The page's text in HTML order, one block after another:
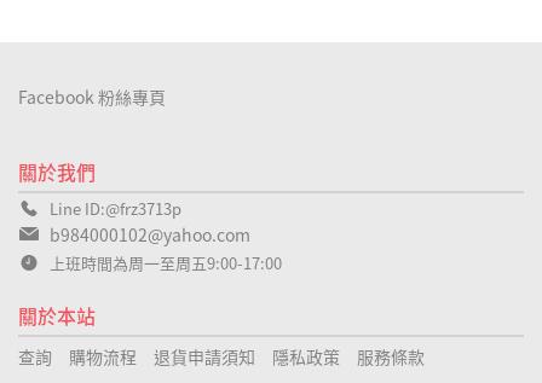
關於我們
Line ID:@frz3713p
b984000102@yahoo.com
上班時間為周一至周五9:00-17:00
關於本站
查詢 購物流程 退貨申請須知 隱私政策 服務條款
Facebook 粉絲專頁